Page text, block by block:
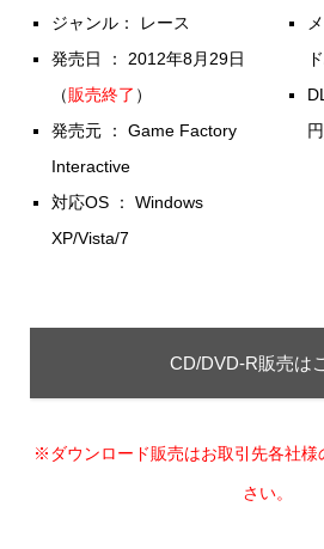
ジャンル： レース
発売日 ： 2012年8月29日
（販売終了 ）
発売元 ： Game Factory
Interactive
対応OS ： Windows
XP/Vista/7
CD/DVD-R販売は
※ダウンロード販売はお取引先各社様
さい。